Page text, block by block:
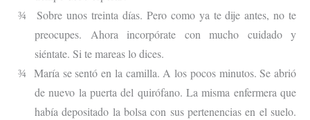
¾
Sobre unos treinta días. Pero como ya te dije antes, no te
preocupes. Ahora incorpórate con mucho cuidado y
siéntate. Si te mareas lo dices.
¾
María se sentó en la camilla. A los pocos minutos. Se abrió
de nuevo la puerta del quirófano. La misma enfermera que
había depositado la bolsa con sus pertenencias en el suelo.